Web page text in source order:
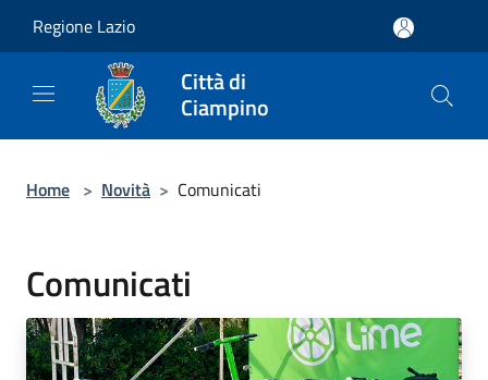
Regione Lazio
Città di
Ciampino
Home > Novità > Comunicati
Comunicati